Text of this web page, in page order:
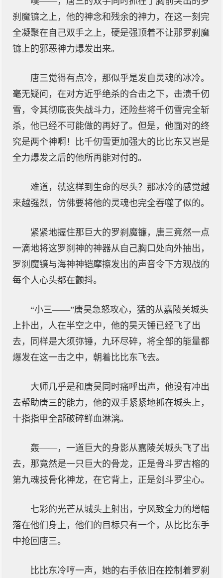
刹魔镰之上，他的神念和残余的神力，在这一刻完
全凝聚在自己双手之上，硬是强顶着不让那罗刹魔
镰上的邪恶神力爆发出来。
唐三觉得有点冷，那似乎是发自灵魂的冰冷。
毫无疑问，在对方近乎绝杀的合击之下，击溃千仞
雪，令其彻底丧失战斗力，还险些将千仞雪完全斩
杀，他已经不可能做的再好了。但是，他面对的终
究是两个神啊！比千仞雪更加强大的比比东又岂是
全力爆发之后的他所再能对付的。
难道，就这样到生命的尽头？那冰冷的感觉越
来越强烈，仿佛要将他的灵魂也完全吞噬了似的。
紧紧地握住那巨大的罗刹魔镰，唐三竟然一点
一滴地将这罗刹神的神器从自己胸口处向外抽出，
罗刹魔镰与海神神铠摩擦发出的声音令下方观战的
每个人心头都在颤抖。
“小三——”唐昊急怒攻心，猛的从嘉陵关城头
上扑出，人在半空之中，他的昊天锤已经飞了出
去，同样是大须弥锤，九环尽碎，将全部的能量都
爆发在这一击之中，朝着比比东飞去。
大师几乎是和唐昊同时痛呼出声，他没有冲出
去帮助唐三的能力，他的双手紧紧地抓在城头上，
十指指甲全部破碎鲜血淋漓。
轰——，一道巨大的身影从嘉陵关城头飞了出
去，那竟然是一只巨大的骨龙，正是骨斗罗古榕的
第九魂技骨化神龙，在它背上，正是剑斗罗尘心。
七彩的光芒从城头上射出，宁风致全力的增幅
落在他们身上，他们的目标只有一个，从比比东手
中抢回唐三。
比比东冷哼一声，她的右手依旧在控制着罗刹